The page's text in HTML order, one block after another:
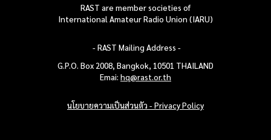
RAST are member societies of
International Amateur Radio Union (IARU)
- RAST Mailing Address -
G.P.O. Box 2008, Bangkok, 10501 THAILAND
Emai: hq@rast.or.th
นโยบายความเป็นส่วนตัว - Privacy Policy